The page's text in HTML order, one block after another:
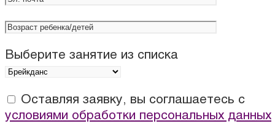
Выберите занятие из списка
Оставляя заявку, вы соглашаетесь с
условиями обработки персональных данных